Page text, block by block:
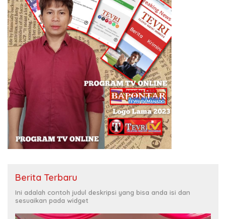
Berita Terbaru
Ini adalah contoh judul deskripsi yang bisa anda isi dan
sesuaikan pada widget